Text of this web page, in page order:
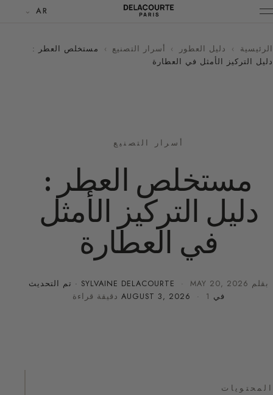
AR
الرئيسية › دليل العطور › أسرار التصنيع ›
مستخلص العطر :
دليل التركيز الأمثل في العطارة
أسرار التصنيع
مستخلص العطر :
دليل التركيز الأمثل
في العطارة
بقلم SYLVAINE DELACOURTE ·MAY 20, 2026
· تم التحديث
في
AUGUST 3, 2026 · 1 دقيقة قراءة
المحتويات